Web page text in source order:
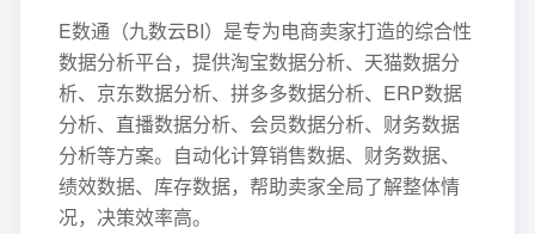
E数通（九数云BI）是专为电商卖家打造的综合性
数据分析平台，提供淘宝数据分析、天猫数据分
析、京东数据分析、拼多多数据分析、ERP数据
分析、直播数据分析、会员数据分析、财务数据
分析等方案。自动化计算销售数据、财务数据、
绩效数据、库存数据，帮助卖家全局了解整体情
况，决策效率高。